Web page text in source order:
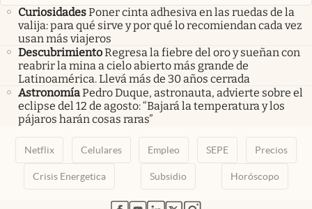
CuriosidadesPoner cinta adhesiva en las ruedas de la
valija: para qué sirve y por qué lo recomiendan cada vez
usan más viajeros
DescubrimientoRegresa la fiebre del oro y sueñan con
reabrir la mina a cielo abierto más grande de
Latinoamérica. Llevá más de 30 años cerrada
AstronomíaPedro Duque, astronauta, advierte sobre el
eclipse del 12 de agosto: “Bajará la temperatura y los
pájaros harán cosas raras”
Netflix Celulares Empleo SEPE Precios
Crisis Energetica Subsidio Horóscopo
abre en nueva pestaña
abre en nueva pestaña
abre en nueva pestaña
abre en nueva pestaña
abre en nueva pestaña